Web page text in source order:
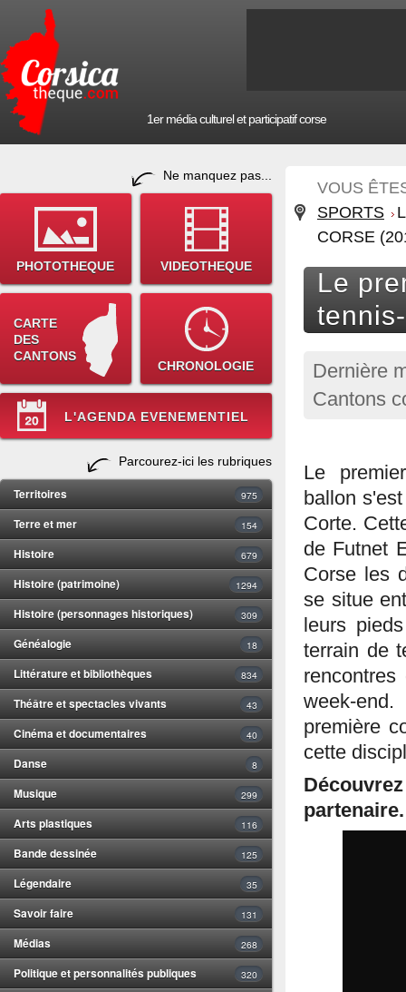
1er média culturel et participatif corse
Ne manquez pas...
PHOTOTHEQUE VIDEOTHEQUE
CARTE
DES
CANTONS
CHRONOLOGIE
L'AGENDA EVENEMENTIEL
Parcourez-ici les rubriques
Territoires 975
Terre et mer 154
Histoire 679
Histoire (patrimoine) 1294
Histoire (personnages historiques) 309
Généalogie 18
Littérature et bibliothèques 834
Théâtre et spectacles vivants 43
Cinéma et documentaires 40
Danse 8
Musique 299
Arts plastiques 116
Bande dessinée 125
Légendaire 35
Savoir faire 131
Médias 268
Politique et personnalités publiques 320
VOUS
SPORTS
CORSE
Le
Dernière
Cantons
Le
ballon
Corte.
de Futnet
Corse les
se situe
leurs
terrain de
week-
première
cette
partenaire.